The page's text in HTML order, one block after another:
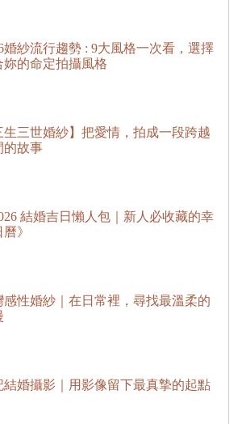
婚紗流行趨勢 : 9大風格一次看，選擇
妳的命定拍攝風格
生三世婚紗】把愛情，拍成一段跨越
的故事
結婚吉日懶人包｜新人必收藏的幸
》
感性婚紗｜在日常裡，尋找最溫柔的
結婚攝影｜用影像留下最真摯的起點